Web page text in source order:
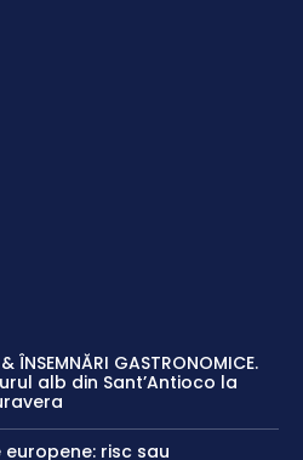
ÎNSEMNĂRI GASTRONOMICE.
alb din Sant’Antioco la
risc sau